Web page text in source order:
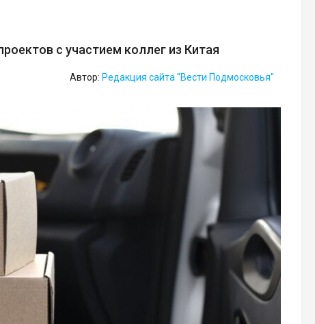
с участием коллег из Китая
Автор: Редакция сайта "Вести Подмосковья"